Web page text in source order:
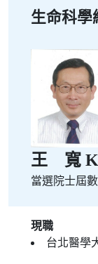
生命科學
王 寬
當選院士屆數
現職
台北醫學